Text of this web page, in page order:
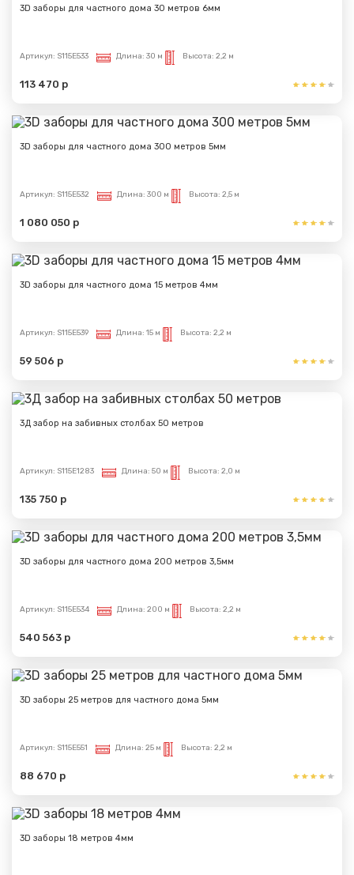
3D заборы для частного дома 30 метров 6мм
Артикул: S115E533 Длина: 30 м Высота: 2,2 м
113 470 р
3D заборы для частного дома 300 метров 5мм
Артикул: S115E532 Длина: 300 м Высота: 2,5 м
1 080 050 р
3D заборы для частного дома 15 метров 4мм
Артикул: S115E539 Длина: 15 м Высота: 2,2 м
59 506 р
3Д забор на забивных столбах 50 метров
Артикул: S115E1283 Длина: 50 м Высота: 2,0 м
135 750 р
3D заборы для частного дома 200 метров 3,5мм
Артикул: S115E534 Длина: 200 м Высота: 2,2 м
540 563 р
3D заборы 25 метров для частного дома 5мм
Артикул: S115E551 Длина: 25 м Высота: 2,2 м
88 670 р
3D заборы 18 метров 4мм